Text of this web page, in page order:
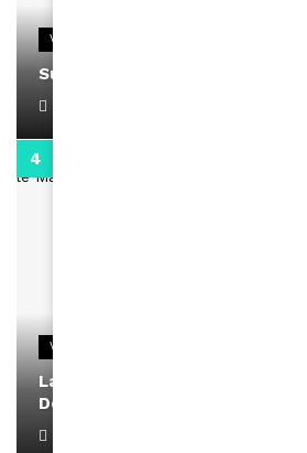
VIDEOS
Support Black Business Wee-
VIDEOS
La rubrique santé speciale
Docteur Makanda